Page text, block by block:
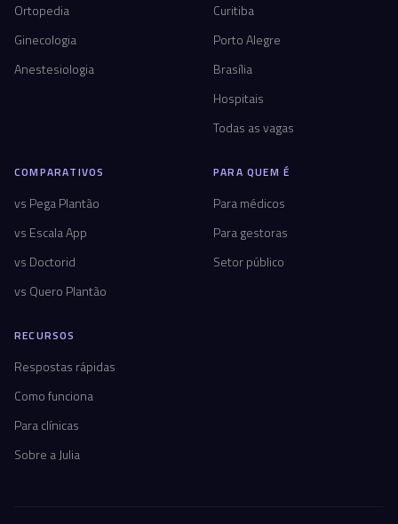
Ortopedia
Ginecologia
Anestesiologia
Curitiba
Porto Alegre
Brasília
Hospitais
Todas as vagas
COMPARATIVOS
vs Pega Plantão
vs Escala App
vs Doctorid
vs Quero Plantão
PARA QUEM É
Para médicos
Para gestoras
Setor público
RECURSOS
Respostas rápidas
Como funciona
Para clínicas
Sobre a Julia